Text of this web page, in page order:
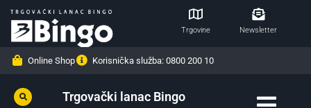
Trgovine Newsletter
Online Shop Korisnička služba: 0800 200 10
Trgovački lanac Bingo